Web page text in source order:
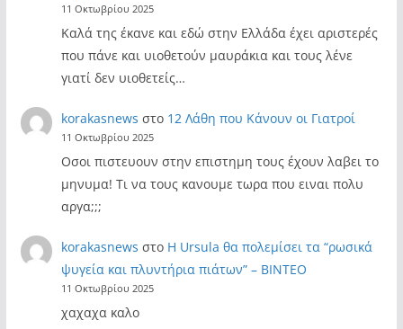
11 Οκτωβρίου 2025
Καλά της έκανε και εδώ στην Ελλάδα έχει αριστερές
που πάνε και υιοθετούν μαυράκια και τους λένε
γιατί δεν υιοθετείς…
korakasnews στο 12 Λάθη που Κάνουν οι Γιατροί
11 Οκτωβρίου 2025
Οσοι πιστευουν στην επιστημη τους έχουν λαβει το
μηνυμα! Τι να τους κανουμε τωρα που ειναι πολυ
αργα;;;
korakasnews στο Η Ursula θα πολεμίσει τα “ρωσικά
ψυγεία και πλυντήρια πιάτων” – ΒΙΝΤΕΟ
11 Οκτωβρίου 2025
χαχαχα καλο